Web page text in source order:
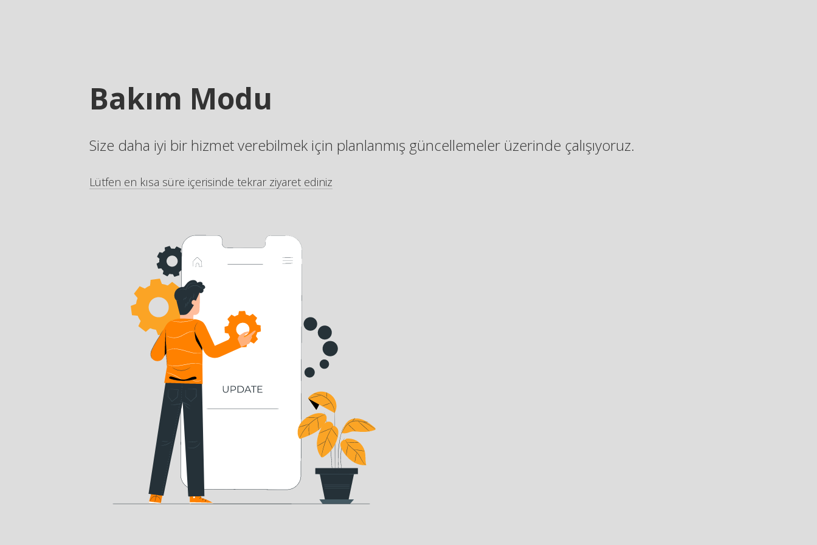
Bakım Modu
Size daha iyi bir hizmet verebilmek için planlanmış güncellemeler üzerinde çalışıyoruz.
Lütfen en kısa süre içerisinde tekrar ziyaret ediniz